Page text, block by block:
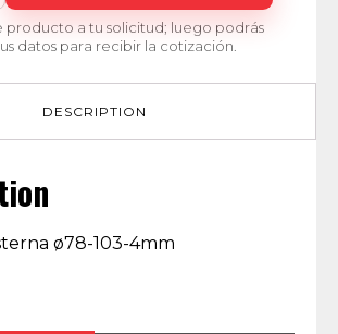
producto a tu solicitud; luego podrás
datos para recibir la cotización.
DESCRIPTION
ø78-103-4mm